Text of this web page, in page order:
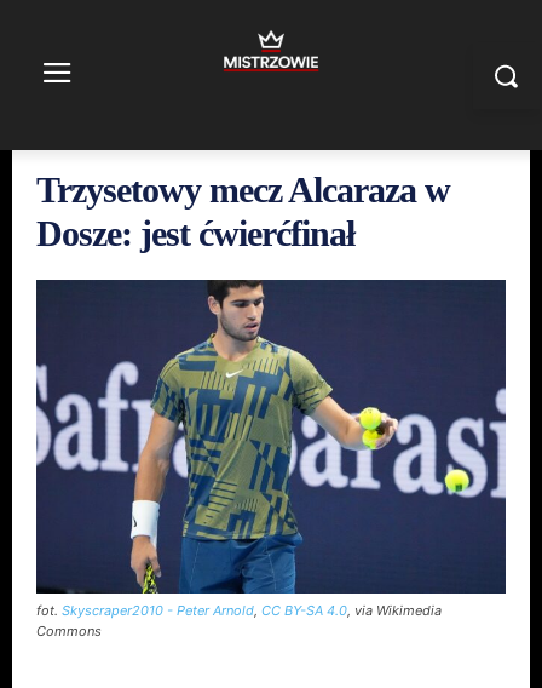
Trzysetowy mecz Alcaraza w
Dosze: jest ćwierćfinał
fot. Skyscraper2010 - Peter Arnold CC BY-SA 4.0 , via Wikimedia
Commons